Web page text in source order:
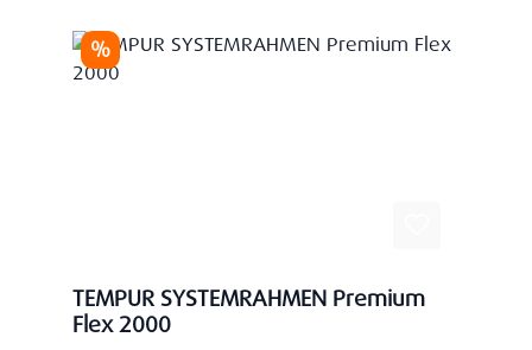
Rabatt
%
TEMPUR SYSTEMRAHMEN Premium
Flex 2000